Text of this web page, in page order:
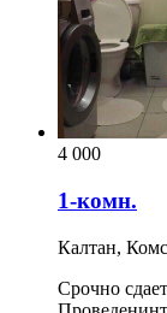
4 000
1-комн.
Калтан,
Срочно